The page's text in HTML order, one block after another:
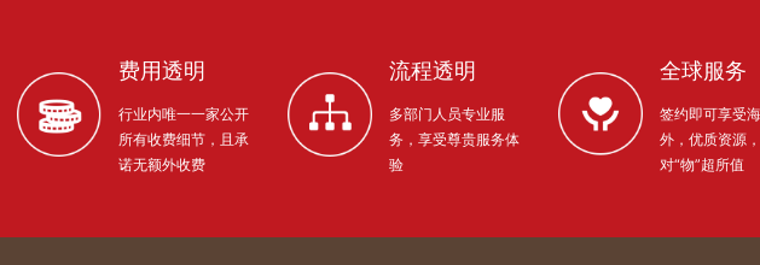
费用透明
行业内唯一一家公开
所有收费细节，且承
诺无额外收费
流程透明
多部门人员专业服
务，享受尊贵服务体
验
全球服务
签约即可享受
外，优质资源
对“物”超所值